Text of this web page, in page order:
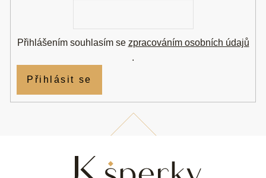
Přihlášením souhlasím se zpracováním osobních údajů
.
Přihlásit se